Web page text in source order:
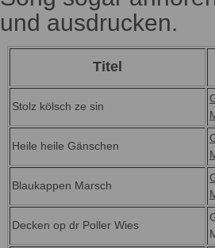
und ausdrucken.
Titel
Stolz kölsch ze sin
Heile heile Gänschen
Blaukappen Marsch
Decken op dr Poller Wies